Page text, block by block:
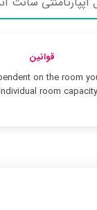
قوانین
on the room
room